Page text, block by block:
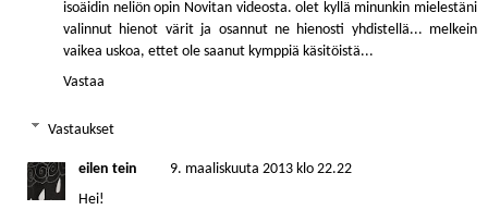
isoäidin neliön opin Novitan videosta. olet kyllä minunkin mielestäni
valinnut hienot värit ja osannut ne hienosti yhdistellä... melkein
vaikea uskoa, ettet ole saanut kymppiä käsitöistä...
Vastaa
Vastaukset
eilen tein
9. maaliskuuta 2013 klo 22.22
Hei!